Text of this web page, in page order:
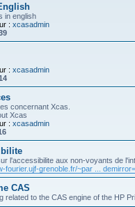
in english
: xcasadmin
: xcasadmin
concernant Xcas.
Xcas
: xcasadmin
l'accessibilite aux non-voyants de
fourier.ujf-grenoble.fr/~par ...
CAS
related to the CAS engine of the HP